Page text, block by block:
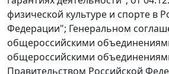
физической культуре и спорте в
Федерации"; Генеральном
общероссийскими
общероссийскими
Правительством Российской